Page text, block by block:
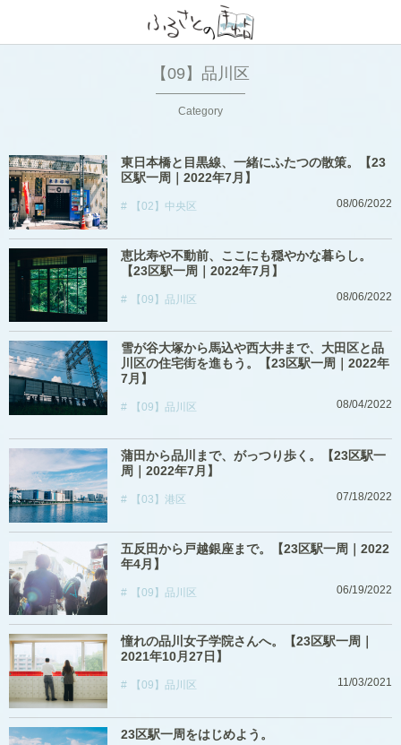
【09】品川区
Category
東日本橋と目黒線、一緒にふたつの散策。【23
区駅一周｜2022年7月】
【02】中央区 08/06/2022
恵比寿や不動前、ここにも穏やかな暮らし。
【23区駅一周｜2022年7月】
【09】品川区 08/06/2022
雪が谷大塚から馬込や西大井まで、大田区と品
川区の住宅街を進もう。【23区駅一周｜2022年
7月】
【09】品川区 08/04/2022
蒲田から品川まで、がっつり歩く。【23区駅一
周｜2022年7月】
【03】港区 07/18/2022
五反田から戸越銀座まで。【23区駅一周｜2022
年4月】
【09】品川区 06/19/2022
憧れの品川女子学院さんへ。【23区駅一周｜
2021年10月27日】
【09】品川区 11/03/2021
23区駅一周をはじめよう。